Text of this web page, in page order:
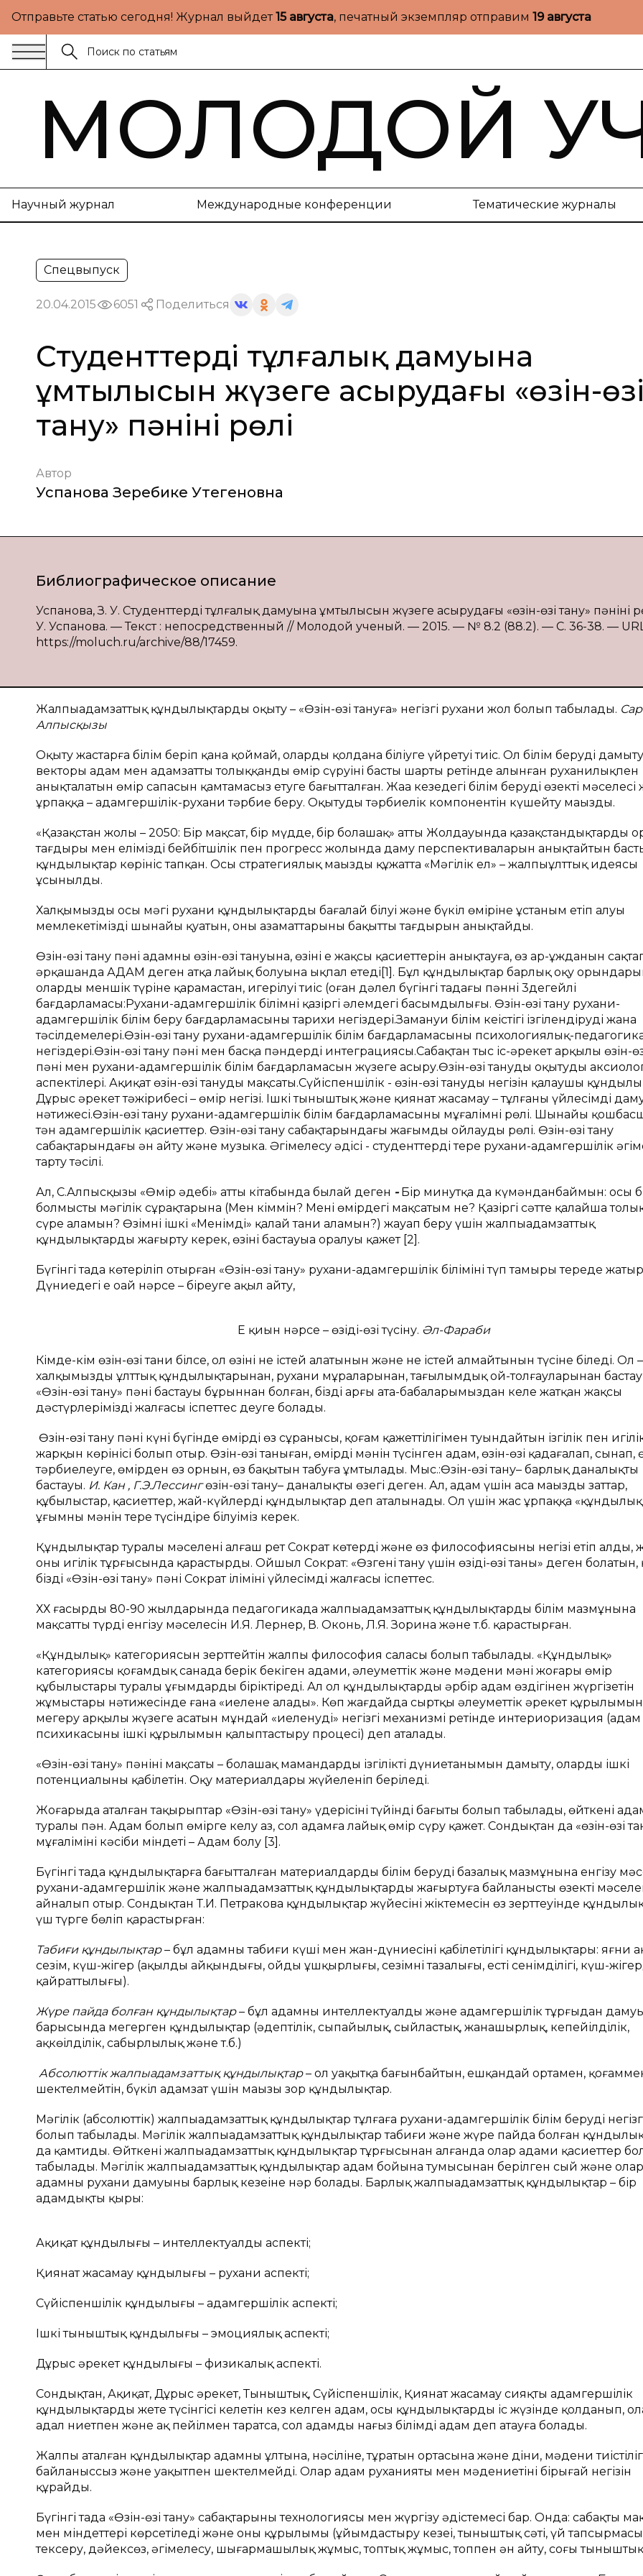
Отправьте статью сегодня! Журнал выйдет15 августа, печатный экземпляр отправим 19 августа
МОЛОДОЙ
Научный журнал Международные конференции Тематические журналы
Спецвыпуск
20.04.2015 6051 Поделиться
Студенттердің тұлғалық дамуына
ұмтылысын жүзеге асырудағы «өзін-өзі
тану» пәнінің рөлі
Автор
Успанова Зеребике Утегеновна
Библиографическое описание
Успанова, З. У. Студенттердің тұлғалық дамуына ұмтылысын жүзеге асырудағы «өзін-өзі тану» пәнінің
У. Успанова. — Текст : непосредственный // Молодой ученый. — 2015. — № 8.2 (88.2). — С. 36-38. —
https://moluch.ru/archive/88/17459.
Жалпыадамзаттық құндылықтарды оқыту – «Өзін-өзі тануға» негізгі рухани жол болып табылады.
Алпысқызы
Оқыту жастарға білім беріп қана қоймай, оларды қолдана біліуге үйретуі тиіс. Ол білім беруді дамыту
векторы адам мен адамзаттың толыққанды өмір сүруінің басты шарты ретінде алынған руханилықпен
анықталатын өмір сапасын қамтамасыз етуге бағытталған. Жаңа кезеңдегі білім берудің өзекті мәселесі
ұрпаққа – адамгершілік-рухани тәрбие беру. Оқытудың тәрбиелік компонентін күшейту маңызды.
«Қазақстан жолы – 2050: Бір мақсат, бір мүдде, бір болашақ» атты Жолдауында қазақстандықтардың
тағдыры мен еліміздің бейбітшілік пен прогресс жолында даму перспективаларын анықтайтын
құндылықтар көрініс тапқан. Осы стратегиялық маңызды құжатта «Мәңгілік ел» – жалпыұлттық идеясы
ұсынылды.
Халқымыздың осы мәңгі рухани құндылықтарды бағалай білуі және бүкіл өміріне ұстаным етіп алуы
мемлекетіміздің шынайы қуатын, оның азаматтарының бақытты тағдырын анықтайды.
Өзін-өзі тану пәні адамның өзін-өзі тануына, өзінің ең жақсы қасиеттерін анықтауға, өз ар-ұжданын
әрқашанда АДАМ деген атқа лайық болуына ықпал етеді[1]. Бұл құндылықтар барлық оқу
олардың меншік түріне қарамастан, игерілуі тиіс (оған дәлел бүгінгі таңдағы пәннің 3деңгейлі
бағдарламасы:Рухани-адамгершілік білімнің қазіргі әлемдегі басымдылығы. Өзін-өзі тану рухани-
адамгершілік білім беру бағдарламасының тарихи негіздері.Замануи білім кеңістігің ізгілендірудің жана
тәсілдемелері.Өзін-өзі тану рухани-адамгершілік білім бағдарламасының психологиялық-
негіздері.Өзін-өзі тану пәні мен басқа пәндердің интеграциясы.Сабақтан тыс іс-әрекет арқылы өзін-
пәні мен рухани-адамгершілік білім бағдарламасын жүзеге асыру.Өзін-өзі танудың оқытудың
аспектілері. Ақиқат өзін-өзі танудың мақсаты.Сүйіспеншілік - өзін-өзі танудың негізін қалаушы
Дұрыс әрекет тәжірибесі – өмір негізі. Ішкі тыныштық және қиянат жасамау – тұлғаның үйлесімді
нәтижесі.Өзін-өзі тану рухани-адамгершілік білім бағдарламасының мұғалімнің рөлі. Шынайы
тән адамгершілік қасиеттер. Өзін-өзі тану сабақтарындағы жағымды ойлаудың рөлі. Өзін-өзі тану
сабақтарындағы ән айту және музыка. Әңгімелесу әдісі - студенттерді терең рухани-адамгершілік
тарту тәсілі.
Ал, С.Алпысқызы «Өмір әдебі» атты кітабында былай деген -Бір минутқа да күмәнданбаймын: осы
болмыстың мәңгілік сұрақтарына (Мен кіммін? Менің өмірдегі мақсатым не? Қазіргі сәтте қалайша
сүре аламын? Өзімнің ішкі «Менімді» қалай тани аламын?) жауап беру үшін жалпыадамзаттық
құндылықтарды жаңғырту керек, өзіңнің бастауыңа оралуың қажет [2].
Бүгінгі таңда көтеріліп отырған «Өзін-өзі тану» рухани-адамгершілік білімінің түп тамыры тереңде
Дүниедегі ең оңай нәрсе – біреуге ақыл айту,
Ең қиын нәрсе – өзіңді-өзің түсіну. Әл-Фараби
Кімде-кім өзін-өзі тани білсе, ол өзінің не істей алатынын және не істей алмайтынын түсіне біледі. Ол –
халқымыздың ұлттық құндылықтарынан, рухани мұраларынан, тағылымдық ой-толғауларынан
«Өзін-өзі тану» пәні бастауы бұрыннан болған, біздің арғы ата-бабаларымыздан келе жатқан жақсы
дәстүрлеріміздің жалғасы іспеттес деуге болады.
Өзін-өзі тану пәні күні бүгінде өмірдің өз сұранысы, қоғам қажеттілігімен туындайтын ізгілік пен
жарқын көрінісі болып отыр. Өзін-өзі таныған, өмірдің мәнін түсінген адам, өзін-өзі қадағалап, сынап,
тәрбиелеуге, өмірден өз орнын, өз бақытын табуға ұмтылады. Мыс.:Өзін-өзі тану– барлық даналықтың
бастауы. И. Кан , Г.Э.Лессингөзін-өзі тану– даналықтың өзегі деген. Ал, адам үшін аса маңызды заттар,
құбылыстар, қасиеттер, жай-күйлерді құндылықтар деп аталынады. Ол үшін жас ұрпаққа
ұғымның мәнін терең түсіндіре білуіміз керек.
Құндылықтар туралы мәселені алғаш рет Сократ көтерді және өз философиясының негізі етіп алды,
оны игілік тұрғысында қарастырды. Ойшыл Сократ: «Өзгені тану үшін өзіңді-өзің таны» деген болатын,
біздің «Өзін-өзі тану» пәні Сократ ілімінің үйлесімді жалғасы іспеттес.
ХХ ғасырдың 80-90 жылдарында педагогикада жалпыадамзаттық құндылықтарды білім мазмұнына
мақсатты түрді енгізу мәселесін И.Я. Лернер, В. Оконь, Л.Я. Зорина және т.б. қарастырған.
«Құндылық» категориясын зерттейтін жалпы философия саласы болып табылады. «Құндылық»
категориясы қоғамдық санада берік бекіген адами, әлеуметтік және мәдени мәні жоғары өмір
құбылыстары туралы ұғымдарды біріктіреді. Ал ол құндылықтарды әрбір адам өздігінен жүргізетін
жұмыстары нәтижесінде ғана «иелене алады». Көп жағдайда сыртқы әлеуметтік әрекет құрылымын
меңгеру арқылы жүзеге асатын мұндай «иеленудің» негізгі механизмі ретінде интериоризация (адам
психикасының ішкі құрылымын қалыптастыру процесі) деп аталады.
«Өзін-өзі тану» пәнінің мақсаты – болашақ мамандардың ізгілікті дүниетанымын дамыту, олардың ішкі
потенциалының қабілетін. Оқу материалдары жүйеленіп беріледі.
Жоғарыда аталған тақырыптар «Өзін-өзі тану» үдерісінің түйінді бағыты болып табылады, өйткені
туралы пән. Адам болып өмірге келу аз, сол адамға лайық өмір сүру қажет. Сондықтан да «өзін-өзі
мұғалімінің кәсіби міндеті – Адам болу [3].
Бүгінгі таңда құндылықтарға бағытталған материалдарды білім берудің базалық мазмұнына енгізу
рухани-адамгершілік және жалпыадамзаттық құндылықтарды жаңғыртуға байланысты өзекті
айналып отыр. Сондықтан Т.И. Петракова құндылықтар жүйесінің жіктемесін өз зерттеуінде
үш түрге бөліп қарастырған:
Табиғи құндылықтар– бұл адамның табиғи күші мен жан-дүниесінің қабілетілігі құндылықтары: яғни
сезім, күш-жігер (ақылдың айқындығы, ойдың ұшқырлығы, сезімнің тазалығы, естің сенімділігі, күш-
қайраттылығы).
Жүре пайда болған құндылықтар– бұл адамның интеллектуалды және адамгершілік тұрғыдан
барысында меңгерген құндылықтар (әдептілік, сыпайылық, сыйластық, жанашырлық, кеңпейілділік,
ақкөңілділік, сабырлылық және т.б.)
Абсолюттік жалпыадамзаттық құндылықтар– ол уақытқа бағынбайтын, ешқандай ортамен,
шектелмейтін, бүкіл адамзат үшін маңызы зор құндылықтар.
Мәңгілік (абсолюттік) жалпыадамзаттық құндылықтар тұлғаға рухани-адамгершілік білім берудің
болып табылады. Мәңгілік жалпыадамзаттық құндылықтар табиғи және жүре пайда болған
да қамтиды. Өйткені жалпыадамзаттық құндылықтар тұрғысынан алғанда олар адами қасиеттер
табылады. Мәңгілік жалпыадамзаттық құндылықтар адам бойына тумысынан берілген сый және олар
адамның рухани дамуының барлық кезеңіне нәр болады. Барлық жалпыадамзаттық құндылықтар – бір
адамдықтың қыры:
Ақиқат құндылығы – интеллектуалды аспекті;
Қиянат жасамау құндылығы – рухани аспекті;
Сүйіспеншілік құндылығы – адамгершілік аспекті;
Ішкі тыныштық құндылығы – эмоциялық аспекті;
Дұрыс әрекет құндылығы – физикалық аспекті.
Сондықтан, Ақиқат, Дұрыс әрекет, Тыныштық, Сүйіспеншілік, Қиянат жасамау сияқты адамгершілік
құндылықтарды жете түсінгісі келетін кез келген адам, осы құндылықтарды іс жүзінде қолданып,
адал ниетпен және ақ пейілмен таратса, сол адамды нағыз білімді адам деп атауға болады.
Жалпы аталған құндылықтар адамның ұлтына, нәсіліне, тұратын ортасына және діни, мәдени
байланыссыз және уақытпен шектелмейді. Олар адам руханияты мен мәдениетінің бірыңғай негізін
құрайды.
Бүгінгі таңда «Өзін-өзі тану» сабақтарының технологиясы мен жүргізу әдістемесі бар. Онда: сабақтың
мен міндеттері көрсетіледі және оның құрылымы (ұйымдастыру кезеңі, тыныштық сәті, үй
тексеру, дәйексөз, әңгімелесу, шығармашылық жұмыс, топтық жұмыс, топпен ән айту, соңғы тыныштық